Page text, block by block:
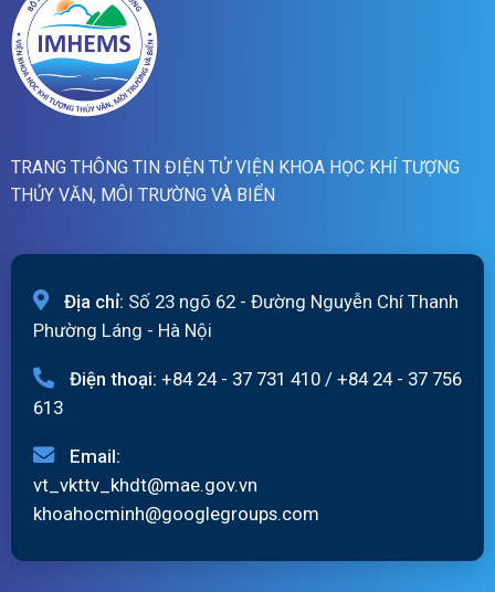
TRANG THÔNG TIN ĐIỆN TỬ VIỆN KHOA HỌC KHÍ TƯỢNG
THỦY VĂN, MÔI TRƯỜNG VÀ BIỂN
Địa chỉ: Số 23 ngõ 62 - Đường Nguyễn Chí Thanh
Phường Láng - Hà Nội
Điện thoại: +84 24 - 37 731 410 / +84 24 - 37 756
613
Email:
vt_vkttv_khdt@mae.gov.vn
khoahocminh@googlegroups.com